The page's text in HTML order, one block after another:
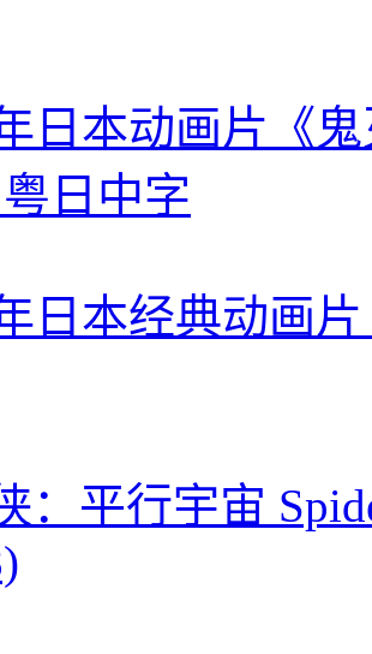
日本动画片《
日中字
日本经典动画
：平行宇宙